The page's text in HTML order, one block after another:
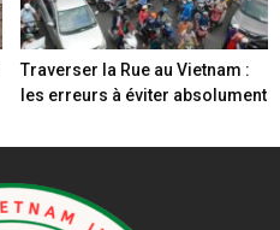
Traverser la Rue au Vietnam :
les erreurs à éviter absolument